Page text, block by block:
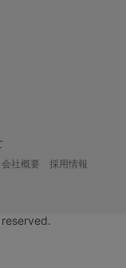
会社概要
採用情報